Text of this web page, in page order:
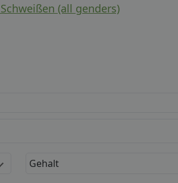
(all genders)
Gehalt